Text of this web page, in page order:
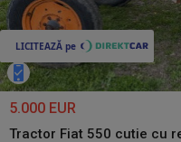
5.000 EUR
Tractor Fiat 550 cutie cu